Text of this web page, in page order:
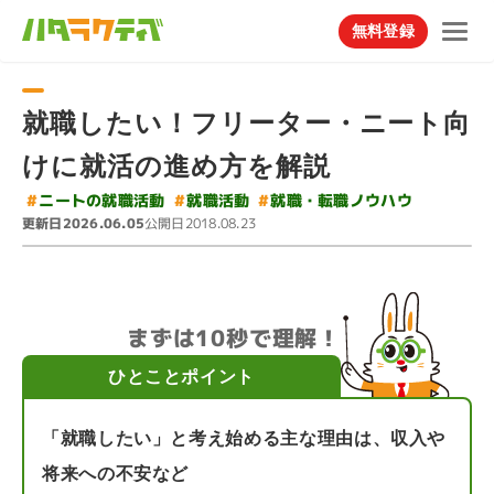
無料登録
就職したい！フリーター・ニート向
けに就活の進め方を解説
#ニートの就職活動 #就職活動 #就職・転職ノウハウ
更新日2026.06.05公開日2018.08.23
まずは10秒で理解！
ひとことポイント
「就職したい」と考え始める主な理由は、収入や
将来への不安など